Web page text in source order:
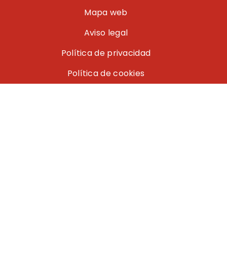
Mapa web
Aviso legal
Política de privacidad
Política de cookies